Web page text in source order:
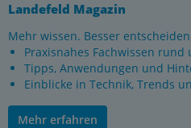
Landefeld Magazin
Mehr wissen. Besser
Praxisnahes Fachwissen rund
Tipps, Anwendungen und
Einblicke in Technik, Trends
Mehr erfahren